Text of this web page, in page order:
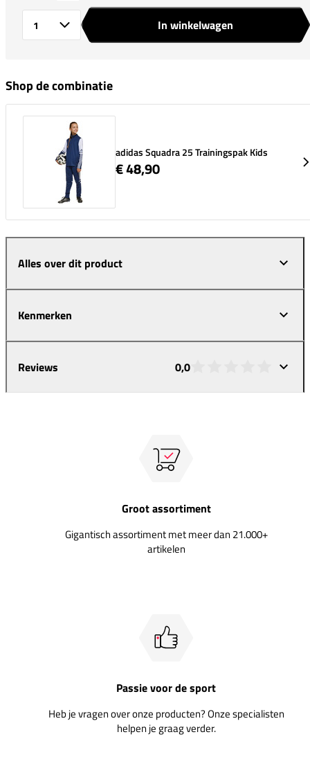
In winkelwagen
Shop de combinatie
adidas Squadra 25 Trainingspak Kids
€ 48,90
Alles over dit product
Kenmerken
Reviews 0,0
Groot assortiment
Gigantisch assortiment met meer dan 21.000+
artikelen
Passie voor de sport
Heb je vragen over onze producten? Onze specialisten
helpen je graag verder.